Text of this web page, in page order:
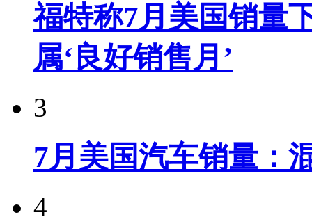
福特称7月美国销量
属‘良好销售月’
3
7月美国汽车销量：
4